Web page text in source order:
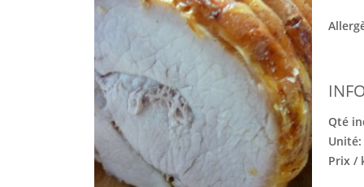
Qté
Unité:
Prix /